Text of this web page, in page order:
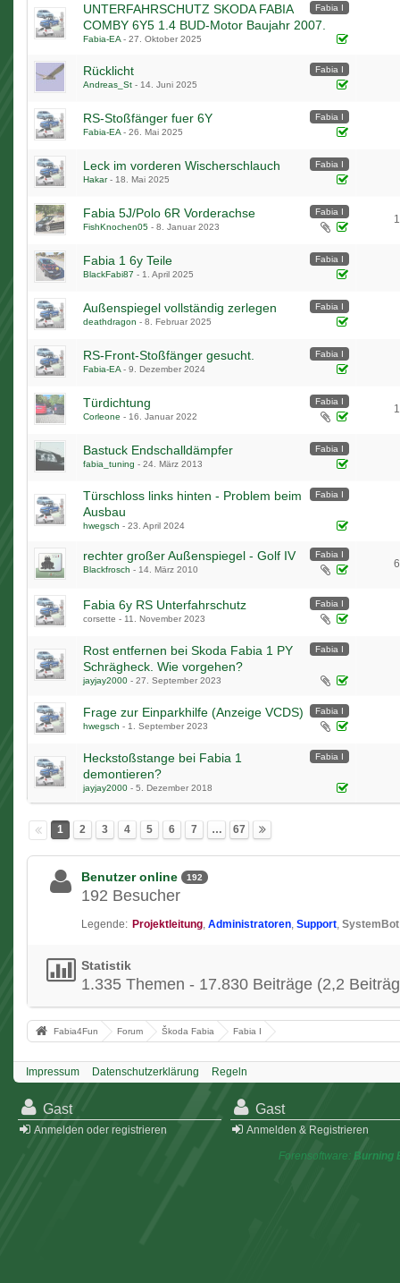
Fabia I
UNTERFAHRSCHUTZ SKODA FABIA
COMBY 6Y5 1.4 BUD-Motor Baujahr 2007.
Fabia-EA - 27. Oktober 2025
Fabia I
Rücklicht
Andreas_St - 14. Juni 2025
Fabia I
RS-Stoßfänger fuer 6Y
Fabia-EA - 26. Mai 2025
Fabia I
Leck im vorderen Wischerschlauch
Hakar- 18. Mai 2025
Fabia I
Fabia 5J/Polo 6R Vorderachse
FishKnochen05 - 8. Januar 2023
Fabia I
Fabia 1 6y Teile
BlackFabi87 - 1. April 2025
Fabia I
Außenspiegel vollständig zerlegen
deathdragon - 8. Februar 2025
Fabia I
RS-Front-Stoßfänger gesucht.
Fabia-EA - 9. Dezember 2024
Fabia I
Türdichtung
Corleone - 16. Januar 2022
Fabia I
Bastuck Endschalldämpfer
fabia_tuning - 24. März 2013
Fabia I
Türschloss links hinten - Problem beim
Ausbau
hwegsch - 23. April 2024
Fabia I
rechter großer Außenspiegel - Golf IV
Blackfrosch - 14. März 2010
Fabia I
Fabia 6y RS Unterfahrschutz
corsette - 11. November 2023
Fabia I
Rost entfernen bei Skoda Fabia 1 PY
Schrägheck. Wie vorgehen?
jayjay2000 - 27. September 2023
Fabia I
Frage zur Einparkhilfe (Anzeige VCDS)
hwegsch - 1. September 2023
Fabia I
Heckstoßstange bei Fabia 1
demontieren?
jayjay2000 - 5. Dezember 2018
1 2 3 4 5 6 7 … 67
Benutzer online 192
192 Besucher
Legende: Projektleitung Administratoren Support SystemBot
Statistik
1.335 Themen - 17.830 Beiträge (2,2
Fabia4Fun Forum Škoda Fabia Fabia I
Impressum Datenschutzerklärung Regeln
Gast
Anmelden oder registrieren
Gast
Anmelden & Registrieren
Forensoftware: Burning